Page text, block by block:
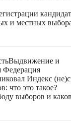
и местных
Выдвижение и
Федерация
Индекс
что это такое?
выборов и